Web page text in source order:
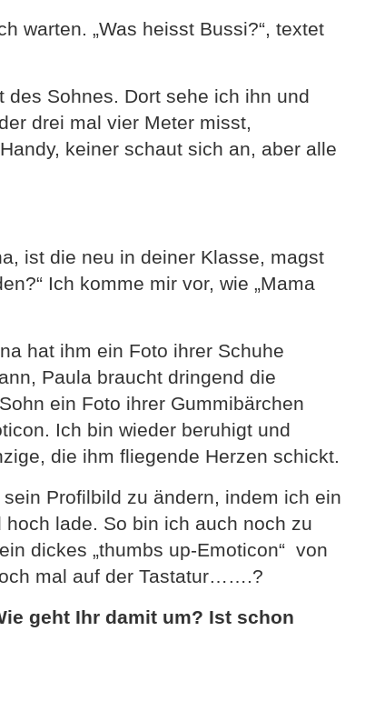
warten. „Was heisst Bussi?“, textet
des Sohnes. Dort sehe ich ihn und
drei mal vier Meter misst,
keiner schaut sich an, aber alle
ist die neu in deiner Klasse, magst
Ich komme mir vor, wie „Mama
hat ihm ein Foto ihrer Schuhe
Paula braucht dringend die
ein Foto ihrer Gummibärchen
Ich bin wieder beruhigt und
die ihm fliegende Herzen schickt.
Profilbild zu ändern, indem ich ein
hoch lade. So bin ich auch noch zu
dickes „thumbs up-Emoticon“ von
mal auf der Tastatur…….?
geht Ihr damit um? Ist schon